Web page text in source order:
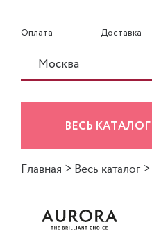
Оплата Доставка
Москва
ВЕСЬ КАТАЛОГ
Главная > Весь каталог >